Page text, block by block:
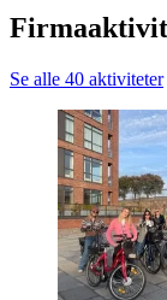
Se alle 40 aktiviteter